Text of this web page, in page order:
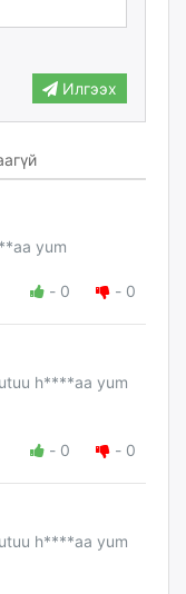
Илгээх
yum
- 0 - 0
h****aa yum
- 0 - 0
h****aa yum